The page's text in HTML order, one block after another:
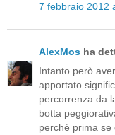
7 febbraio 2012
AlexMos ha
Intanto però
apportato
percorrenza da
botta
perché prima